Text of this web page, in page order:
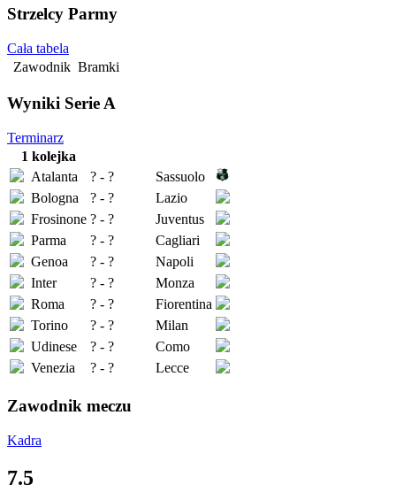
Strzelcy Parmy
Cała tabela
Zawodnik Bramki
Wyniki Serie A
Terminarz
1 kolejka
Atalanta
? - ?
Sassuolo
Bologna
? - ?
Lazio
Frosinone ? - ?
Juventus
Parma
? - ?
Cagliari
Genoa
? - ?
Napoli
Inter
? - ?
Monza
Roma
? - ?
Fiorentina
Torino
? - ?
Milan
Udinese
? - ?
Como
Venezia
? - ? Lecce
Zawodnik meczu
Kadra
7.5